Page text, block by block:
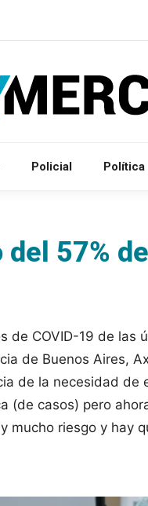
Policial Política
57%
de COVID-19 de las
de Buenos Aires,
de la necesidad de
(de casos) pero
mucho riesgo y hay